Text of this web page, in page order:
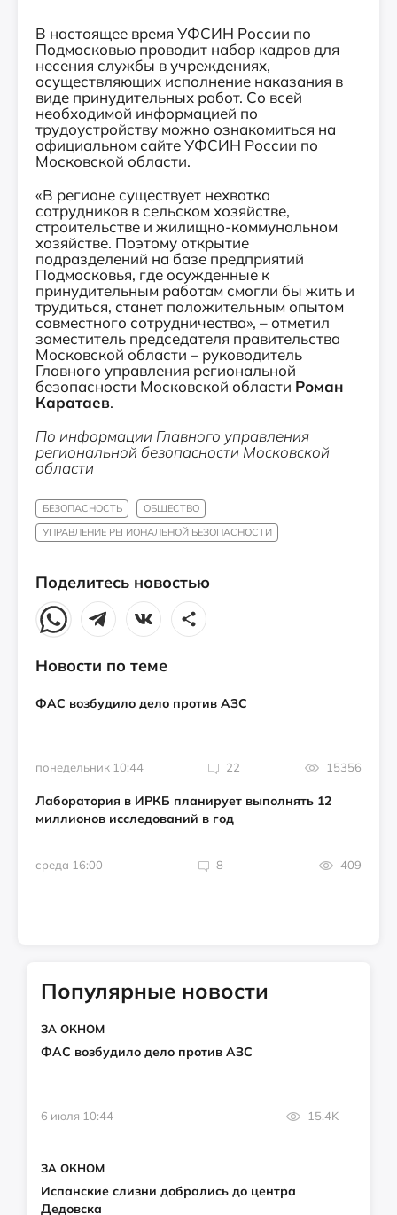
В настоящее время УФСИН России по
Подмосковью проводит набор кадров для
несения службы в учреждениях,
осуществляющих исполнение наказания в
виде принудительных работ. Со всей
необходимой информацией по
трудоустройству можно ознакомиться на
официальном сайте УФСИН России по
Московской области.
«В регионе существует нехватка
сотрудников в сельском хозяйстве,
строительстве и жилищно-коммунальном
хозяйстве. Поэтому открытие
подразделений на базе предприятий
Подмосковья, где осужденные к
принудительным работам смогли бы жить и
трудиться, станет положительным опытом
совместного сотрудничества», – отметил
заместитель председателя правительства
Московской области – руководитель
Главного управления региональной
безопасности Московской области Роман
Каратаев.
По информации Главного управления
региональной безопасности Московской
области
БЕЗОПАСНОСТЬ
ОБЩЕСТВО
УПРАВЛЕНИЕ РЕГИОНАЛЬНОЙ БЕЗОПАСНОСТИ
Поделитесь новостью
Новости по теме
ФАС возбудило дело против АЗС
понедельник 10:44 22 15356
Лаборатория в ИРКБ планирует выполнять 12
миллионов исследований в год
среда 16:00 8 409
Популярные новости
ЗА ОКНОМ
ФАС возбудило дело против АЗС
6 июля 10:44 15.4K
ЗА ОКНОМ
Испанские слизни добрались до центра
Дедовска